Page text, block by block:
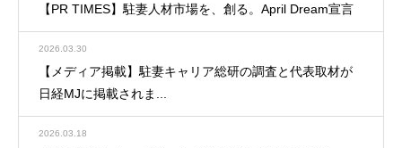
【PR TIMES】駐妻人材市場を、創る。April Dream宣言
2026.03.30
【メディア掲載】駐妻キャリア総研の調査と代表取材が
日経MJに掲載されま...
2026.03.18